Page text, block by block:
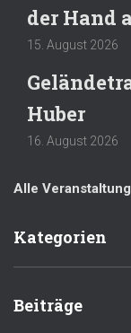
der Hand
15. August 2026
Huber
16. August 2026
Alle
Kategorien
Beiträge